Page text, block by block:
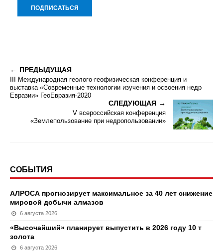
ПРЕДЫДУЩАЯ
III Международная геолого-геофизическая конференция и
выставка «Современные технологии изучения и освоения недр
Евразии» ГеоЕвразия-2020
СЛЕДУЮЩАЯ
V всероссийская конференция
«Землепользование при недропользовании»
СОБЫТИЯ
АЛРОСА прогнозирует максимальное за 40 лет снижение
мировой добычи алмазов
6 августа 2026
«Высочайший» планирует выпустить в 2026 году 10 т
золота
6 августа 2026